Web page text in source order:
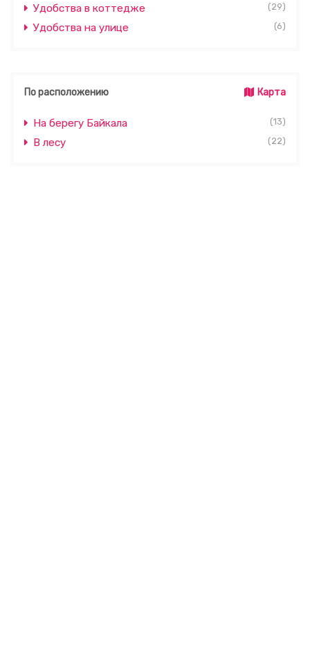
Удобства в коттедже (29)
Удобства на улице (6)
По расположению Карта
На берегу Байкала (13)
В лесу (22)